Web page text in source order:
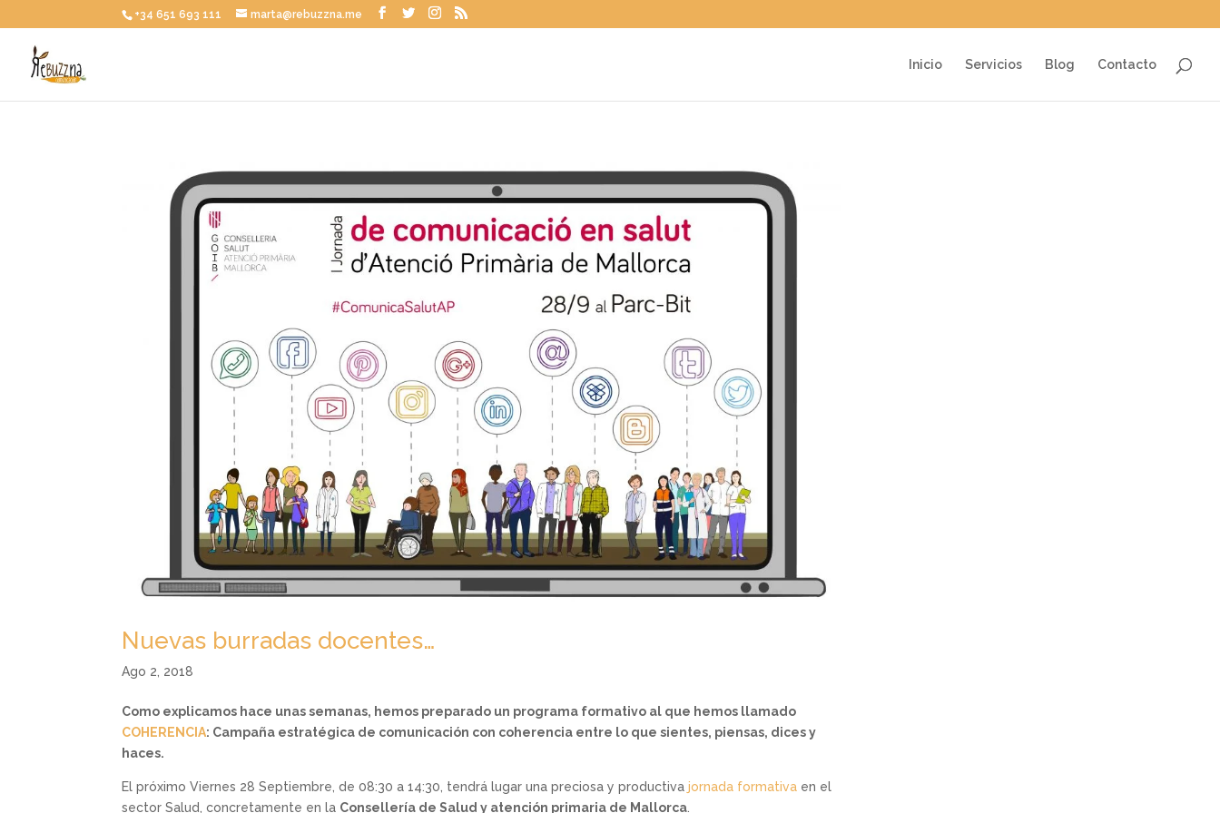
+34 651 693 111 marta@rebuzzna.me
Inicio Servicios Blog Contacto
Nuevas burradas docentes…
Ago 2, 2018
Como explicamos hace unas semanas, hemos preparado un programa formativo al que hemos llamado
COHERENCIA: Campaña estratégica de comunicación con coherencia entre lo que sientes, piensas, dices y
haces.
El próximo Viernes 28 Septiembre, de 08:30 a 14:30, tendrá lugar una preciosa y productivajornada formativa en el
sector Salud, concretamente en la Consellería de Salud y atención primaria de Mallorca